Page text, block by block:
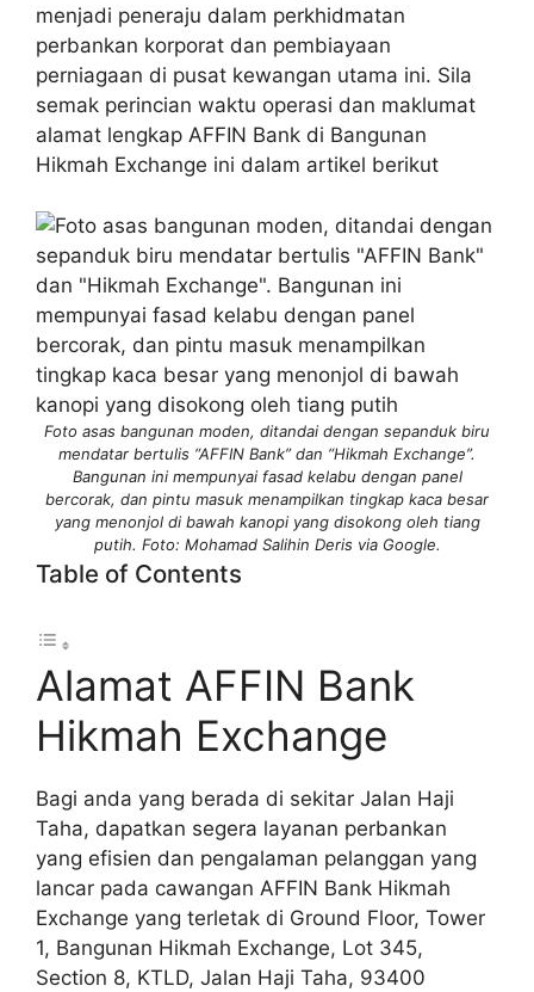
menjadi peneraju dalam perkhidmatan
perbankan korporat dan pembiayaan
perniagaan di pusat kewangan utama ini. Sila
semak perincian waktu operasi dan maklumat
alamat lengkap AFFIN Bank di Bangunan
Hikmah Exchange ini dalam artikel berikut
Foto asas bangunan moden, ditandai dengan sepanduk biru
mendatar bertulis “AFFIN Bank” dan “Hikmah Exchange”.
Bangunan ini mempunyai fasad kelabu dengan panel
bercorak, dan pintu masuk menampilkan tingkap kaca besar
yang menonjol di bawah kanopi yang disokong oleh tiang
putih. Foto: Mohamad Salihin Deris via Google.
Table of Contents
Alamat AFFIN Bank
Hikmah Exchange
Bagi anda yang berada di sekitar Jalan Haji
Taha, dapatkan segera layanan perbankan
yang efisien dan pengalaman pelanggan yang
lancar pada cawangan AFFIN Bank Hikmah
Exchange yang terletak di Ground Floor, Tower
1, Bangunan Hikmah Exchange, Lot 345,
Section 8, KTLD, Jalan Haji Taha, 93400